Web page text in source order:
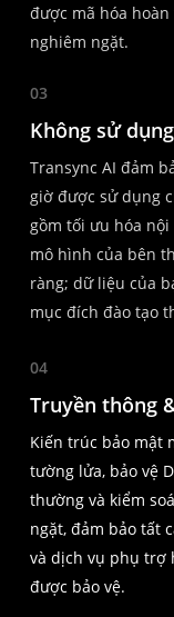
được mã hóa
nghiêm ngặt.
03
Không sử
Transync AI đảm
giờ được sử dụng
gồm tối ưu hóa
mô hình của bên
ràng; dữ liệu của
mục đích đào tạo
04
Truyền thông
Kiến trúc bảo mật
tường lửa, bảo vệ
thường và kiểm
ngặt, đảm bảo tất
và dịch vụ phụ trợ
được bảo vệ.